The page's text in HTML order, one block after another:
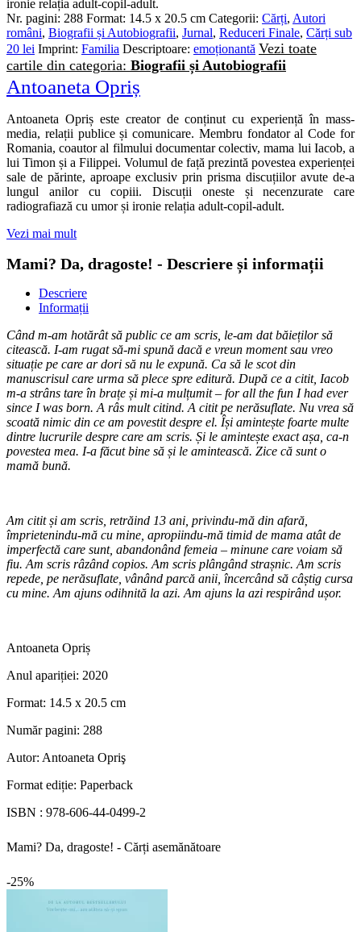
ironie relația adult-copil-adult.
Nr. pagini: 288 Format: 14.5 x 20.5 cm Categorii: Cărți, Autori
români, Biografii și Autobiografii, Jurnal, Reduceri Finale, Cărți sub
20 lei Imprint: Familia Descriptoare: emoționantă Vezi toate
cartile din categoria: Biografii și Autobiografii
Antoaneta Opriș
Antoaneta Opriș este creator de conținut cu experiență în mass-
media, relații publice și comunicare. Membru fondator al Code for
Romania, coautor al filmului documentar colectiv, mama lui Iacob, a
lui Timon și a Filippei. Volumul de față prezintă povestea experienței
sale de părinte, aproape exclusiv prin prisma discuțiilor avute de-a
lungul anilor cu copiii. Discuții oneste și necenzurate care
radiografiază cu umor și ironie relația adult-copil-adult.
Vezi mai mult
Mami? Da, dragoste! - Descriere și informații
Descriere
Informații
Când m-am hotărât să public ce am scris, le-am dat băieților să
citească. I-am rugat să-mi spună dacă e vreun moment sau vreo
situație pe care ar dori să nu le expună. Ca să le scot din
manuscrisul care urma să plece spre editură. După ce a citit, Iacob
m-a strâns tare în brațe și mi-a mulțumit – for all the fun I had ever
since I was born. A râs mult citind. A citit pe nerăsuflate. Nu vrea să
scoată nimic din ce am povestit despre el. Își amintește foarte multe
dintre lucrurile despre care am scris. Și le amintește exact așa, ca-n
povestea mea. I-a făcut bine să și le amintească. Zice că sunt o
mamă bună.
Am citit și am scris, retrăind 13 ani, privindu-mă din afară,
împrietenindu-mă cu mine, apropiindu-mă timid de mama atât de
imperfectă care sunt, abandonând femeia – minune care voiam să
fiu. Am scris râzând copios. Am scris plângând strașnic. Am scris
repede, pe nerăsuflate, vânând parcă anii, încercând să câștig cursa
cu mine. Am ajuns odihnită la azi. Am ajuns la azi respirând ușor.
Antoaneta Opriș
Anul apariției: 2020
Format: 14.5 x 20.5 cm
Număr pagini: 288
Autor: Antoaneta Opriş
Format ediție: Paperback
ISBN : 978-606-44-0499-2
Mami? Da, dragoste! - Cărți asemănătoare
-25%